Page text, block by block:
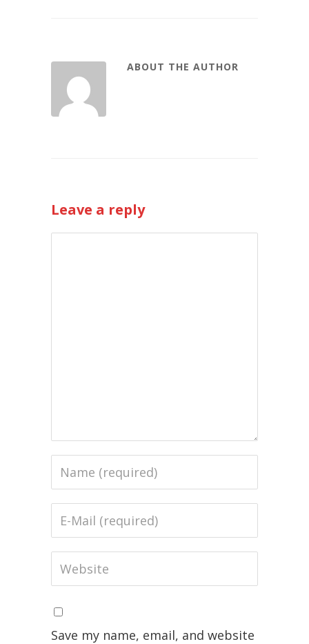
ABOUT THE AUTHOR
Leave a reply
Save my name, email, and website